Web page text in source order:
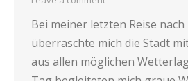
Bei meiner letzten Reise
überraschte mich die Stadt
aus allen möglichen